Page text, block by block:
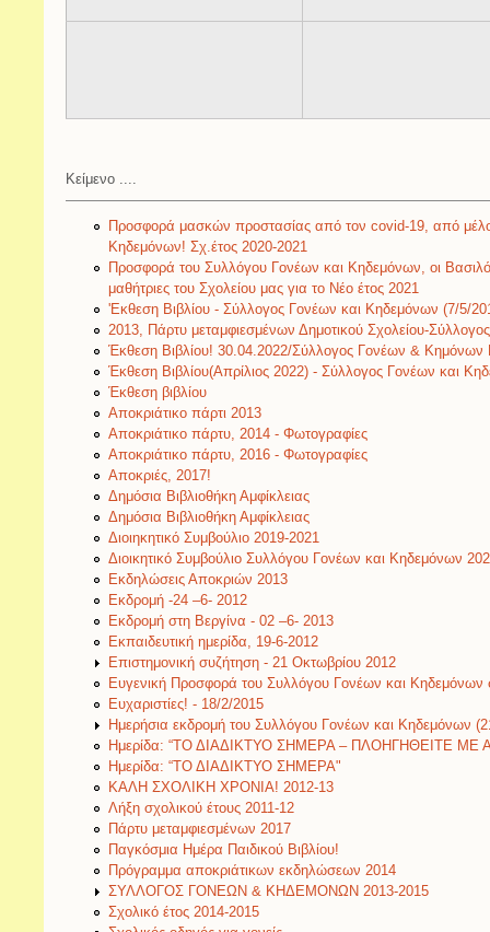
Κείμενο ....
Προσφορά μασκών προστασίας από τον covid-19, από
Κηδεμόνων! Σχ.έτος 2020-2021
Προσφορά του Συλλόγου Γονέων και Κηδεμόνων, οι
μαθήτριες του Σχολείου μας για το Νέο έτος 2021
'Εκθεση Βιβλίου - Σύλλογος Γονέων και Κηδεμόνων (7/5/
2013, Πάρτυ μεταμφιεσμένων Δημοτικού Σχολείου-
Έκθεση Βιβλίου! 30.04.2022/Σύλλογος Γονέων & Κημόνων
Έκθεση Βιβλίου(Απρίλιος 2022) - Σύλλογος Γονέων και
Έκθεση βιβλίου
Αποκριάτικο πάρτι 2013
Αποκριάτικο πάρτυ, 2014 - Φωτογραφίες
Αποκριάτικο πάρτυ, 2016 - Φωτογραφίες
Αποκριές, 2017!
Δημόσια Βιβλιοθήκη Αμφίκλειας
Δημόσια Βιβλιοθήκη Αμφίκλειας
Διοιηκητικό Συμβούλιο 2019-2021
Διοικητικό Συμβούλιο Συλλόγου Γονέων και Κηδεμόνων
Εκδηλώσεις Αποκριών 2013
Εκδρομή -24 –6- 2012
Εκδρομή στη Βεργίνα - 02 –6- 2013
Εκπαιδευτική ημερίδα, 19-6-2012
Επιστημονική συζήτηση - 21 Οκτωβρίου 2012
Ευγενική Προσφορά του Συλλόγου Γονέων και
Ευχαριστίες! - 18/2/2015
Ημερήσια εκδρομή του Συλλόγου Γονέων και Κηδεμόνων
Ημερίδα: “ΤΟ ΔΙΑΔΙΚΤΥΟ ΣΗΜΕΡΑ – ΠΛΟΗΓΗΘΕΙΤΕ ΜΕ
Ημερίδα: “ΤΟ ΔΙΑΔΙΚΤΥΟ ΣΗΜΕΡΑ"
ΚΑΛΗ ΣΧΟΛΙΚΗ ΧΡΟΝΙΑ! 2012-13
Λήξη σχολικού έτους 2011-12
Πάρτυ μεταμφιεσμένων 2017
Παγκόσμια Ημέρα Παιδικού Βιβλίου!
Πρόγραμμα αποκριάτικων εκδηλώσεων 2014
ΣΥΛΛΟΓΟΣ ΓΟΝΕΩΝ & ΚΗΔΕΜΟΝΩΝ 2013-2015
Σχολικό έτος 2014-2015